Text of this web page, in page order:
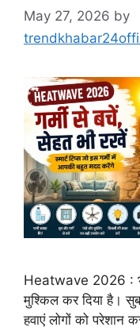
May 27, 2026 by
Heatwave 2026 :
मुश्किल कर दिया है।
हवाएं लोगों को परेशान